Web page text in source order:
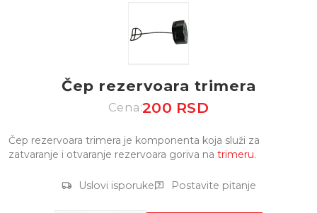
Čep rezervoara trimera
Cena:200 RSD
Čep rezervoara trimera je komponenta koja služi za
zatvaranje i otvaranje rezervoara goriva na trimeru.
Uslovi isporuke Postavite pitanje